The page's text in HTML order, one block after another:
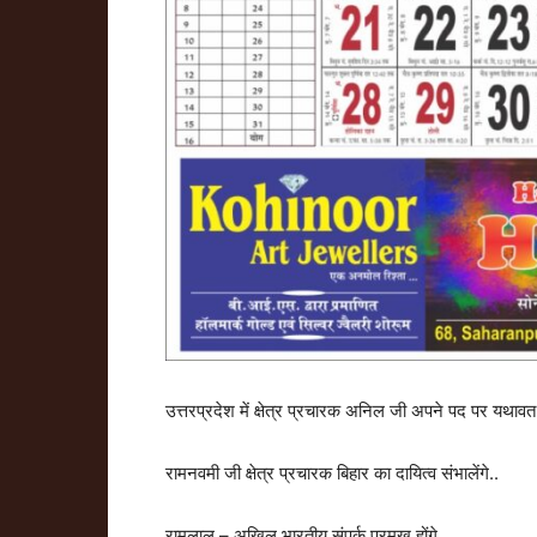
उत्तरप्रदेश में क्षेत्र प्रचारक अनिल जी अपने पद पर
रामनवमी जी क्षेत्र प्रचारक बिहार का दायित्व संभालेंगे..